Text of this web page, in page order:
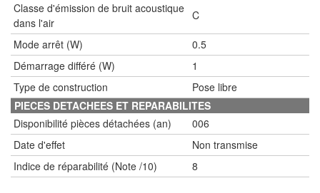
Classe d'émission de bruit acoustique
dans l'air
C
Mode arrêt (W)
0.5
Démarrage différé (W)
1
Type de construction
Pose libre
PIECES DETACHEES ET REPARABILITES
Disponibilité pièces détachées (an)
006
Date d'effet
Non transmise
Indice de réparabilité (Note /10)
8